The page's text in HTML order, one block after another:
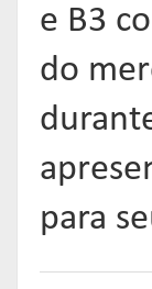
INSTITUCIONAL
governança
ESTUDOS
REGULAÇÃO
REPRESENTAR
fóruns de
AUTORREGULAR
autorregulação
EDUCAR
Links mais
plataforma
CPA-10, CPA-20
e B3
do
para